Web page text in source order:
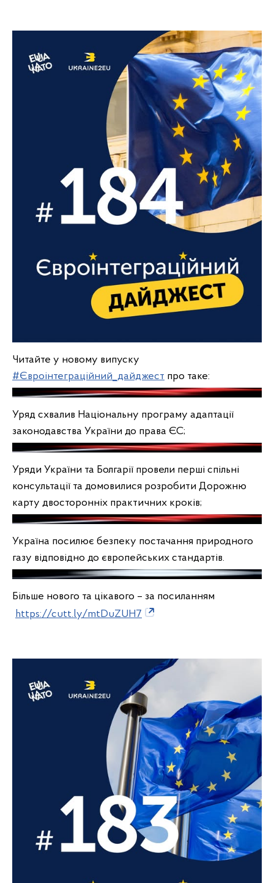
Читайте у новому випуску
#Євроінтеграційний_дайджест про таке:
Уряд схвалив Національну програму адаптації
законодавства України до права ЄС;
Уряди України та Болгарії провели перші спільні
консультації та домовилися розробити Дорожню
карту двосторонніх практичних кроків;
Україна посилює безпеку постачання природного
газу відповідно до європейських стандартів.
Більше нового та цікавого – за посиланням
https://cutt.ly/mtDuZUH7